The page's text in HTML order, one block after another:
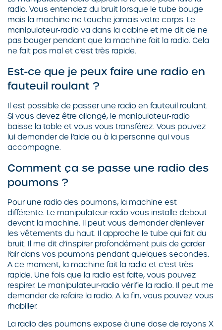
radio. Vous entendez du bruit lorsque le tube bouge
mais la machine ne touche jamais votre corps. Le
manipulateur-radio va dans la cabine et me dit de ne
pas bouger pendant que la machine fait la radio. Cela
ne fait pas mal et c’est très rapide.
Est-ce que je peux faire une radio en
fauteuil roulant ?
Il est possible de passer une radio en fauteuil roulant.
Si vous devez être allongé, le manipulateur-radio
baisse la table et vous vous transférez. Vous pouvez
lui demander de l’aide ou à la personne qui vous
accompagne.
Comment ça se passe une radio des
poumons ?
Pour une radio des poumons, la machine est
différente. Le manipulateur-radio vous installe debout
devant la machine. Il peut vous demander d’enlever
les vêtements du haut. Il approche le tube qui fait du
bruit. Il me dit d’inspirer profondément puis de garder
l’air dans vos poumons pendant quelques secondes.
A ce moment, la machine fait la radio et c’est très
rapide. Une fois que la radio est faite, vous pouvez
respirer. Le manipulateur-radio vérifie la radio. Il peut me
demander de refaire la radio. A la fin, vous pouvez vous
rhabiller.
La radio des poumons expose à une dose de rayons X